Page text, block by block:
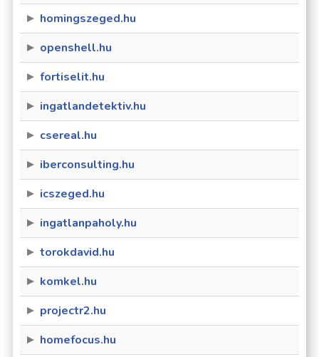
homingszeged.hu
openshell.hu
fortiselit.hu
ingatlandetektiv.hu
csereal.hu
iberconsulting.hu
icszeged.hu
ingatlanpaholy.hu
torokdavid.hu
komkel.hu
projectr2.hu
homefocus.hu